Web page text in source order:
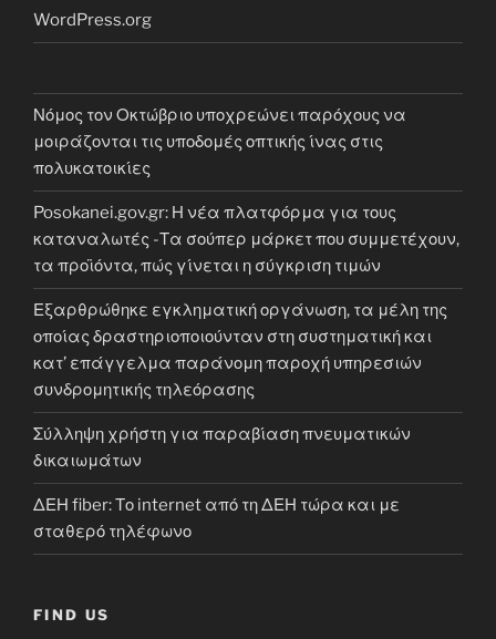
WordPress.org
Νόμος τον Οκτώβριο υποχρεώνει παρόχους να
μοιράζονται τις υποδομές οπτικής ίνας στις
πολυκατοικίες
Posokanei.gov.gr: Η νέα πλατφόρμα για τους
καταναλωτές -Τα σούπερ μάρκετ που συμμετέχουν,
τα προϊόντα, πώς γίνεται η σύγκριση τιμών
Εξαρθρώθηκε εγκληματική οργάνωση, τα μέλη της
οποίας δραστηριοποιούνταν στη συστηματική και
κατ’ επάγγελμα παράνομη παροχή υπηρεσιών
συνδρομητικής τηλεόρασης
Σύλληψη χρήστη για παραβίαση πνευματικών
δικαιωμάτων
ΔΕΗ fiber: Το internet από τη ΔΕΗ τώρα και με
σταθερό τηλέφωνο
FIND US